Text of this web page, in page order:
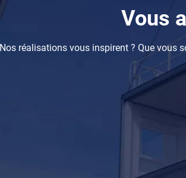
Vous
Nos réalisations vous inspirent ? Que vous